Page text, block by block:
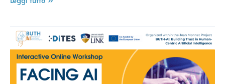
Workshop
interattivo
online:
Affrontare
l’intelligenza